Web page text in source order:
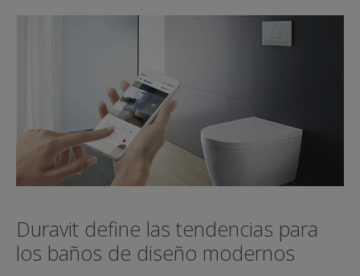
Duravit define las tendencias para
los baños de diseño modernos